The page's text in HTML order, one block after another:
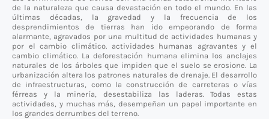
de la naturaleza que causa devastación en todo el mundo. En las
últimas décadas, la gravedad y la frecuencia de los
desprendimientos de tierras han ido empeorando de forma
alarmante, agravados por una multitud de actividades humanas y
por el cambio climático. actividades humanas agravantes y el
cambio climático. La deforestación humana elimina los anclajes
naturales de los árboles que impiden que el suelo se erosione. La
urbanización altera los patrones naturales de drenaje. El desarrollo
de infraestructuras, como la construcción de carreteras o vías
férreas y la minería, desestabiliza las laderas. Todas estas
actividades, y muchas más, desempeñan un papel importante en
los grandes derrumbes del terreno.